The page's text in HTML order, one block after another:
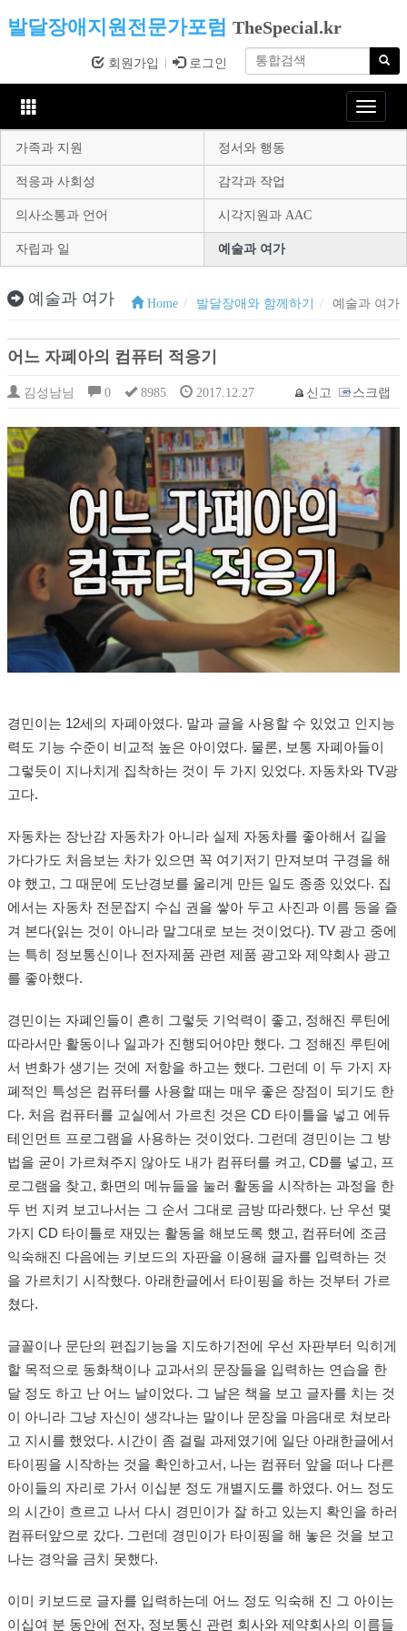
발달장애지원전문가포럼 TheSpecial.kr
회원가입 로그인
Toggle
가족과 지원
정서와 행동
적응과 사회성 감각과 작업
의사소통과 언어 시각지원과 AAC
자립과 일 예술과 여가
예술과 여가 Home 발달장애와 함께하기 예술과 여가
어느 자폐아의 컴퓨터 적응기
김성남님 0 8985 2017.12.27 신고 스크랩
경민이는 12세의 자폐아였다. 말과 글을 사용할 수 있었고 인지능
력도 기능 수준이 비교적 높은 아이였다. 물론, 보통 자폐아들이
그렇듯이 지나치게 집착하는 것이 두 가지 있었다. 자동차와 TV광
고다.
자동차는 장난감 자동차가 아니라 실제 자동차를 좋아해서 길을
가다가도 처음보는 차가 있으면 꼭 여기저기 만져보며 구경을 해
야 했고, 그 때문에 도난경보를 울리게 만든 일도 종종 있었다. 집
에서는 자동차 전문잡지 수십 권을 쌓아 두고 사진과 이름 등을 즐
겨 본다(읽는 것이 아니라 말그대로 보는 것이었다). TV 광고 중에
는 특히 정보통신이나 전자제품 관련 제품 광고와 제약회사 광고
를 좋아했다.
경민이는 자폐인들이 흔히 그렇듯 기억력이 좋고, 정해진 루틴에
따라서만 활동이나 일과가 진행되어야만 했다. 그 정해진 루틴에
서 변화가 생기는 것에 저항을 하고는 했다. 그런데 이 두 가지 자
폐적인 특성은 컴퓨터를 사용할 때는 매우 좋은 장점이 되기도 한
다. 처음 컴퓨터를 교실에서 가르친 것은 CD 타이틀을 넣고 에듀
테인먼트 프로그램을 사용하는 것이었다. 그런데 경민이는 그 방
법을 굳이 가르쳐주지 않아도 내가 컴퓨터를 켜고, CD를 넣고, 프
로그램을 찾고, 화면의 메뉴들을 눌러 활동을 시작하는 과정을 한
두 번 지켜 보고나서는 그 순서 그대로 금방 따라했다. 난 우선 몇
가지 CD 타이틀로 재밌는 활동을 해보도록 했고, 컴퓨터에 조금
익숙해진 다음에는 키보드의 자판을 이용해 글자를 입력하는 것
을 가르치기 시작했다. 아래한글에서 타이핑을 하는 것부터 가르
쳤다.
글꼴이나 문단의 편집기능을 지도하기전에 우선 자판부터 익히게
할 목적으로 동화책이나 교과서의 문장들을 입력하는 연습을 한
달 정도 하고 난 어느 날이었다. 그 날은 책을 보고 글자를 치는 것
이 아니라 그냥 자신이 생각나는 말이나 문장을 마음대로 쳐보라
고 지시를 했었다. 시간이 좀 걸릴 과제였기에 일단 아래한글에서
타이핑을 시작하는 것을 확인하고서, 나는 컴퓨터 앞을 떠나 다른
아이들의 자리로 가서 이십분 정도 개별지도를 하였다. 어느 정도
의 시간이 흐르고 나서 다시 경민이가 잘 하고 있는지 확인을 하러
컴퓨터앞으로 갔다. 그런데 경민이가 타이핑을 해 놓은 것을 보고
나는 경악을 금치 못했다.
이미 키보드로 글자를 입력하는데 어느 정도 익숙해 진 그 아이는
이십여 분 동안에 전자, 정보통신 관련 회사와 제약회사의 이름들